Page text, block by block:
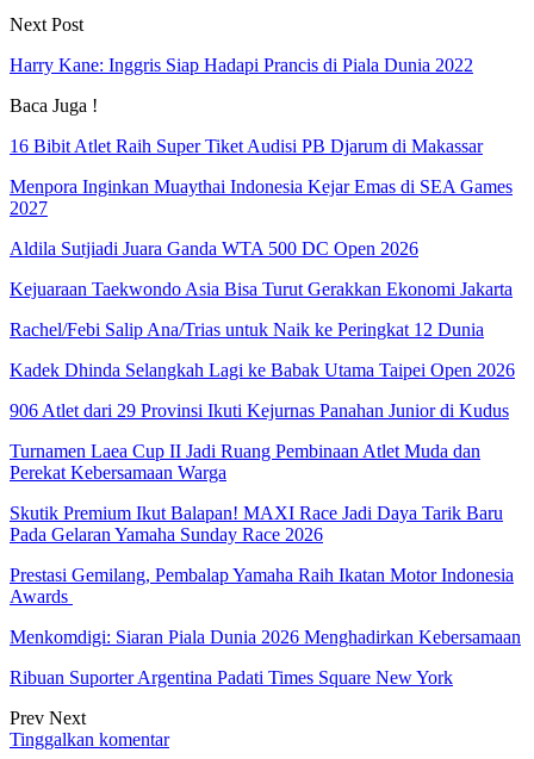
Next Post
Harry Kane: Inggris Siap Hadapi Prancis di Piala Dunia 2022
Baca Juga !
16 Bibit Atlet Raih Super Tiket Audisi PB Djarum di Makassar
Menpora Inginkan Muaythai Indonesia Kejar Emas di SEA Games
2027
Aldila Sutjiadi Juara Ganda WTA 500 DC Open 2026
Kejuaraan Taekwondo Asia Bisa Turut Gerakkan Ekonomi Jakarta
Rachel/Febi Salip Ana/Trias untuk Naik ke Peringkat 12 Dunia
Kadek Dhinda Selangkah Lagi ke Babak Utama Taipei Open 2026
906 Atlet dari 29 Provinsi Ikuti Kejurnas Panahan Junior di Kudus
Turnamen Laea Cup II Jadi Ruang Pembinaan Atlet Muda dan
Perekat Kebersamaan Warga
Skutik Premium Ikut Balapan! MAXI Race Jadi Daya Tarik Baru
Pada Gelaran Yamaha Sunday Race 2026
Prestasi Gemilang, Pembalap Yamaha Raih Ikatan Motor Indonesia
Awards
Menkomdigi: Siaran Piala Dunia 2026 Menghadirkan Kebersamaan
Ribuan Suporter Argentina Padati Times Square New York
Prev Next
Tinggalkan komentar